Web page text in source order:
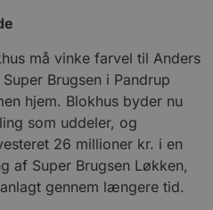
må vinke farvel til Anders
Brugsen i Pandrup
hjem. Blokhus byder nu
som uddeler, og
26 millioner kr. i en
af Super Brugsen Løkken,
gennem længere tid.